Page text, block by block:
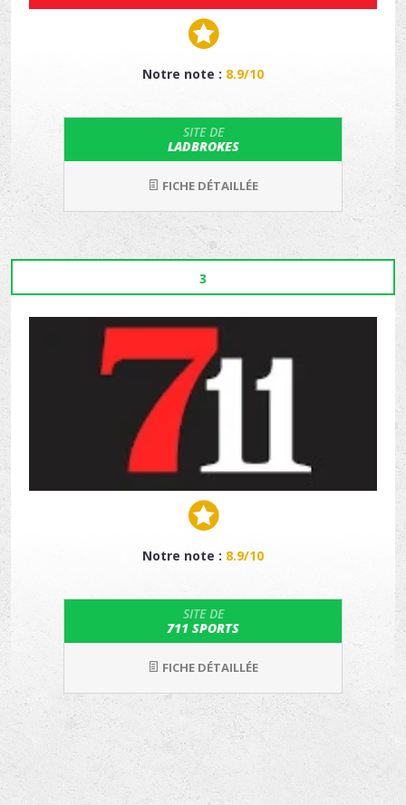
Notre note : 8.9/10
SITE DE
LADBROKES
FICHE DÉTAILLÉE
3
Notre note : 8.9/10
SITE DE
711 SPORTS
FICHE DÉTAILLÉE